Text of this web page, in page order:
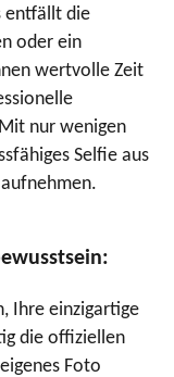
entfällt die
oder ein
wertvolle Zeit
nur wenigen
Selfie aus
Ihre einzigartige
die offiziellen
Foto